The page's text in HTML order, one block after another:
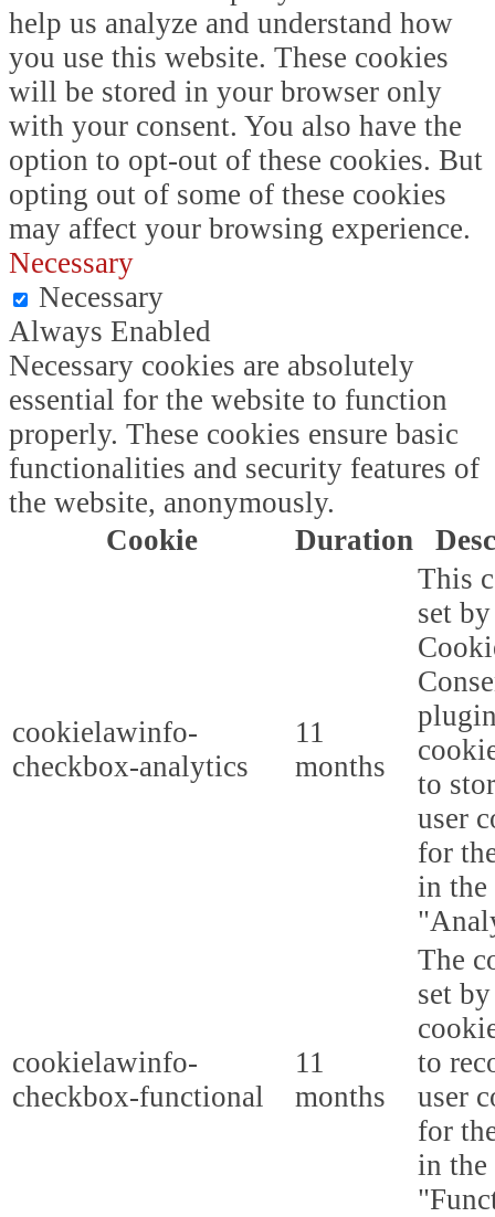
help us analyze and understand how
you use this website. These cookies
will be stored in your browser only
with your consent. You also have the
option to opt-out of these cookies. But
opting out of some of these cookies
may affect your browsing experience.
Necessary
Necessary
Always Enabled
Necessary cookies are absolutely
essential for the website to function
properly. These cookies ensure basic
functionalities and security features of
the website, anonymously.
Cookie
Duration
cookielawinfo-
checkbox-analytics
11
months
This
set
to
user
for
in the
cookielawinfo-
checkbox-functional
11
months
The
set
to
user
for
in the